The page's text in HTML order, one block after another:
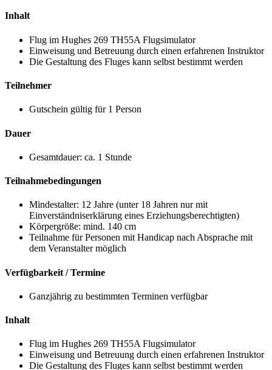
Inhalt
Flug im Hughes 269 TH55A Flugsimulator
Einweisung und Betreuung durch einen erfahrenen Instruktor
Die Gestaltung des Fluges kann selbst bestimmt werden
Teilnehmer
Gutschein gültig für 1 Person
Dauer
Gesamtdauer: ca. 1 Stunde
Teilnahmebedingungen
Mindestalter: 12 Jahre (unter 18 Jahren nur mit
Einverständniserklärung eines Erziehungsberechtigten)
Körpergröße: mind. 140 cm
Teilnahme für Personen mit Handicap nach Absprache mit
dem Veranstalter möglich
Verfügbarkeit / Termine
Ganzjährig zu bestimmten Terminen verfügbar
Inhalt
Flug im Hughes 269 TH55A Flugsimulator
Einweisung und Betreuung durch einen erfahrenen Instruktor
Die Gestaltung des Fluges kann selbst bestimmt werden